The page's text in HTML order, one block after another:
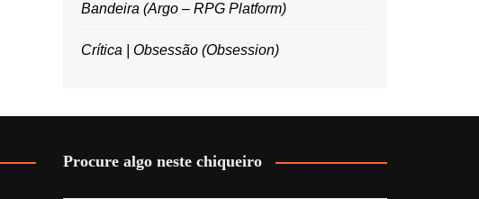
Bandeira (Argo – RPG Platform)
Crítica | Obsessão (Obsession)
Procure algo neste chiqueiro